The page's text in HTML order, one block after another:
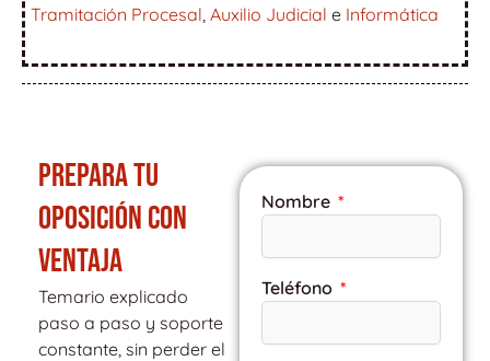
Tramitación Procesal Auxilio Judicial e Informática
PREPARA TU
OPOSICIÓN CON
VENTAJA
Temario explicado
paso a paso y soporte
constante, sin perder el
Nombre
Teléfono